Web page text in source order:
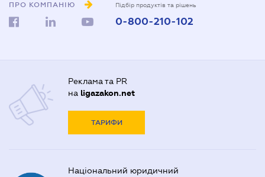
ПРО КОМПАНІЮ Підбір продуктів та рішень
0-800-210-102
Реклама та PR
на ligazakon.net
ТАРИФИ
Національний юридичний